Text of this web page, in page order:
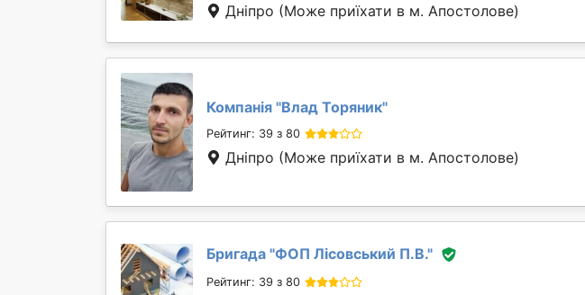
Дніпро (Може приїхати в м. Апостолове)
Компанія "Влад Торяник"
Рейтинг: 39 з 80
Дніпро (Може приїхати в м. Апостолове)
Бригада "ФОП Лісовський П.В."
Рейтинг: 39 з 80